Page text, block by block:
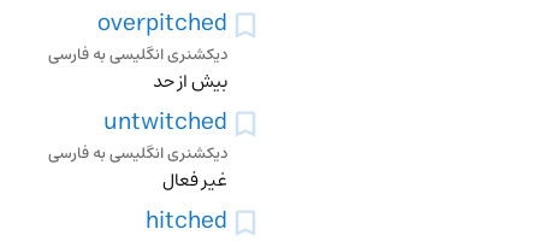
overpitched
دیکشنری انگلیسی به فارسی
بیش از حد
untwitched
دیکشنری انگلیسی به فارسی
غیر فعال
hitched